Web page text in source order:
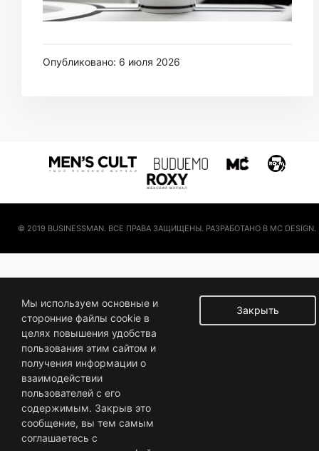
Опубликовано: 6 июля 2026
© 2019 BUSINESSMAN. ВСЕ ПРАВА ЗАЩИЩЕНЫ. РАЗРАБОТАНО В MC DESIGN.
Закрыть
Мы используем основные и
сторонние файлы cookie в
целях повышения удобства
пользования этим сайтом и
получения информации о
взаимодействии
пользователей с его
содержимым. Закрыв это
сообщение, вы тем самым
соглашаетесь с